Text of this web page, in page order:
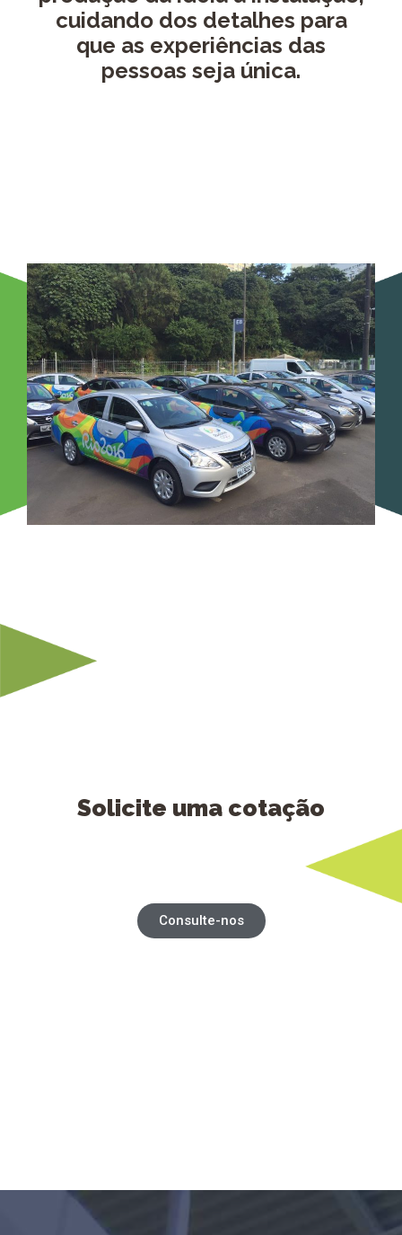
cuidando dos detalhes para
que as experiências das
pessoas seja única.
Solicite uma cotação
Consulte-nos